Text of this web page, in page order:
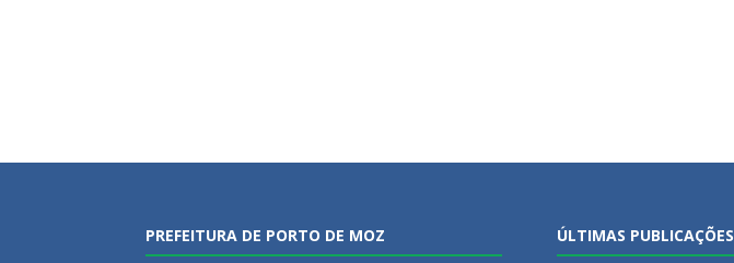
PREFEITURA DE PORTO DE MOZ ÚLTIMAS PUBLICAÇÕES